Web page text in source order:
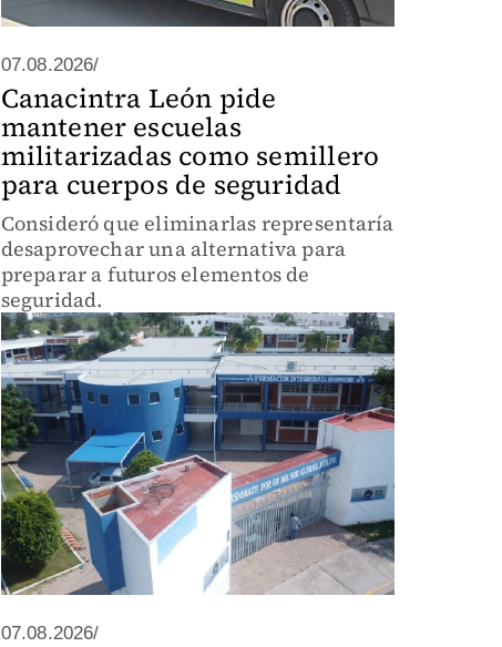
07.08.2026/
Canacintra León pide
mantener escuelas
militarizadas como semillero
para cuerpos de seguridad
Consideró que eliminarlas representaría
desaprovechar una alternativa para
preparar a futuros elementos de
seguridad.
07.08.2026/